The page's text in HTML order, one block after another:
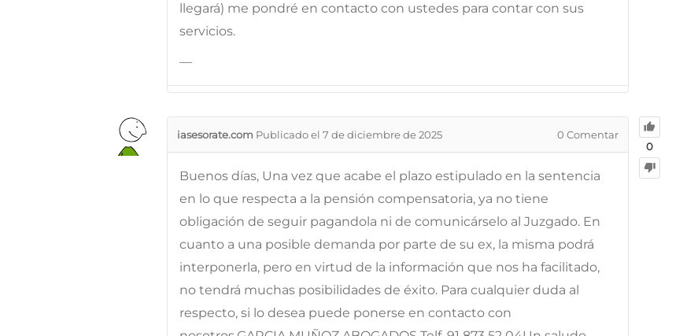
llegará) me pondré en contacto con ustedes para contar con sus
servicios.
—
0
iasesorate.com Publicado el 7 de diciembre de 2025 0 Comentar
Buenos días, Una vez que acabe el plazo estipulado en la sentencia
en lo que respecta a la pensión compensatoria, ya no tiene
obligación de seguir pagandola ni de comunicárselo al Juzgado. En
cuanto a una posible demanda por parte de su ex, la misma podrá
interponerla, pero en virtud de la información que nos ha facilitado,
no tendrá muchas posibilidades de éxito. Para cualquier duda al
respecto, si lo desea puede ponerse en contacto con